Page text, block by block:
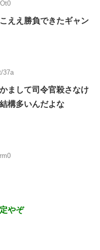
ええ勝負できたギャン
37a
まして司令官殺さなけ
構多いんだよな
やぞ